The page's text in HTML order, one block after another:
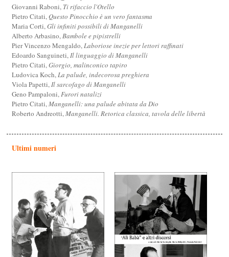
Giovanni Raboni, Ti rifaccio l'Otello
Pietro Citati,Questo Pinocchio è un vero fantasma
Maria Corti,Gli infiniti possibili di Manganelli
Alberto Arbasino,Bambole e pipistrelli
Pier Vincenzo Mengaldo,Laboriose inezie per lettori raffinati
Edoardo Sanguineti,Il linguaggio di Manganelli
Pietro Citati,Giorgio, malinconico tapiro
Ludovica Koch,La palude, indecorosa preghiera
Viola Papetti,Il sarcofago di Manganelli
Geno Pampaloni,Furori natalizi
Pietro Citati,Manganelli: una palude abitata da Dio
Roberto Andreotti,Manganelli. Retorica classica, tavola delle libertà
Ultimi numeri